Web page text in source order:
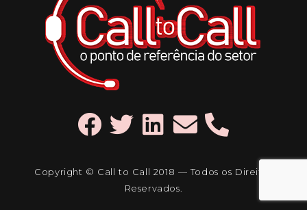
Copyright © Call to Call 2018 — Todos os Direitos
Reservados.